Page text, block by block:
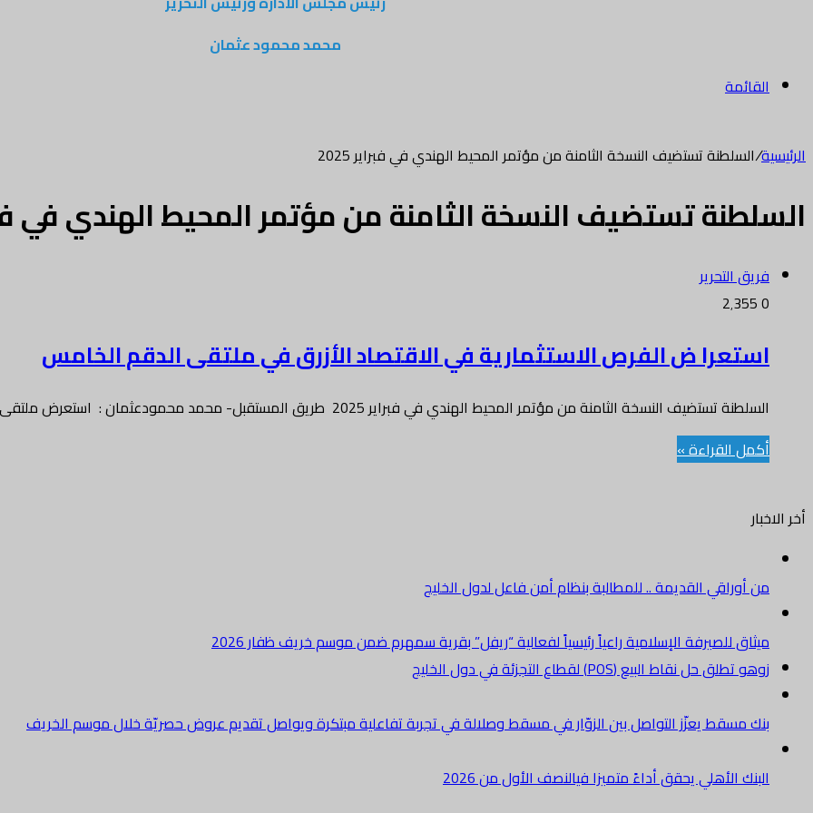
محمد محمود عثمان
القائمة
الرئيسية/السلطنة تستضيف النسخة الثامنة من مؤتمر المحيط الهندي في فبراير 2025
السلطنة تستضيف النسخة الثامنة من مؤتمر المحيط الهندي في
فريق التحرير
0
استعرا ض الفرص الاستثمارية في الاقتصاد الأزرق في ملتقى الدقم الخامس
السلطنة تستضيف النسخة الثامنة من مؤتمر المحيط الهندي في فبراير 2025 طريق المستقبل- محمد محمودعثمان : استعرض ملتقى الدقم الخامس…
أكمل القراءة »
أخر الاخبار
من أوراقي القديمة .. للمطالبة بنظام أمن فاعل لدول الخليج
ميثاق للصيرفة الإسلامية راعياً رئيسياً لفعالية “ريفل” بقرية سمهرم ضمن موسم خريف ظفار 2026
زوهو تطلق حل نقاط البيع (POS) لقطاع التجزئة في دول الخليج
بنك مسقط يعزّز التواصل بين الزوّار في مسقط وصلالة في تجربة تفاعلية مبتكرة ويواصل تقديم عروض حصريّة خلال موسم الخريف
البنك الأهلي يحقق أداءً متميزا فيالنصف الأول من 2026